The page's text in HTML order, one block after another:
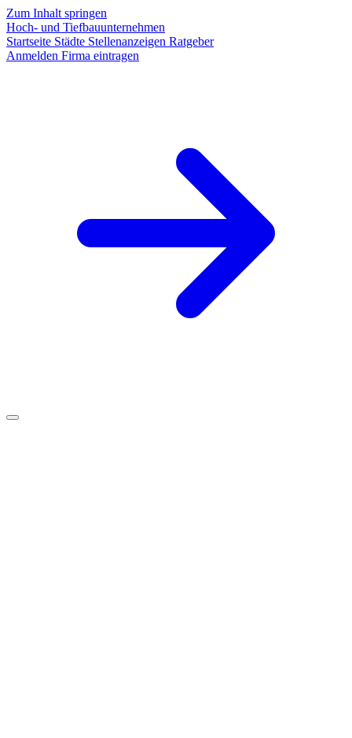
Zum Inhalt springen
Hoch- und Tiefbauunternehmen
Startseite Städte Stellenanzeigen Ratgeber
Anmelden Firma eintragen